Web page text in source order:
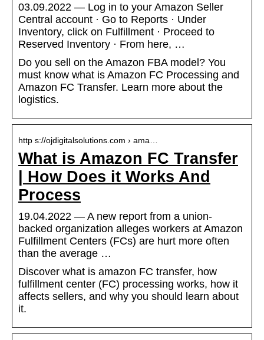
03.09.2022 — Log in to your Amazon Seller
Central account · Go to Reports · Under
Inventory, click on Fulfillment · Proceed to
Reserved Inventory · From here, …
Do you sell on the Amazon FBA model? You
must know what is Amazon FC Processing and
Amazon FC Transfer. Learn more about the
logistics.
http s://ojdigitalsolutions.com › ama…
What is Amazon FC Transfer
| How Does it Works And
Process
19.04.2022 — A new report from a union-
backed organization alleges workers at Amazon
Fulfillment Centers (FCs) are hurt more often
than the average …
Discover what is amazon FC transfer, how
fulfillment center (FC) processing works, how it
affects sellers, and why you should learn about
it.